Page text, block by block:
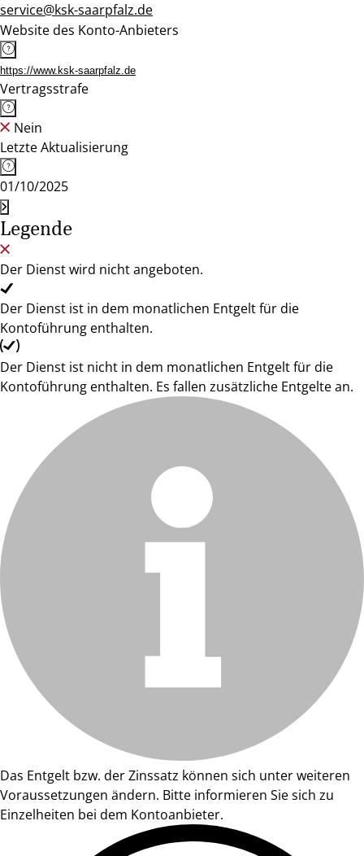
service@ksk-saarpfalz.de
Website des Konto-Anbieters
https://www.ksk-saarpfalz.de
Vertragsstrafe
Nein
Letzte Aktualisierung
01/10/2025
Legende
Der Dienst wird nicht angeboten.
Der Dienst ist in dem monatlichen Entgelt für die
Kontoführung enthalten.
Der Dienst ist nicht in dem monatlichen Entgelt für die
Kontoführung enthalten. Es fallen zusätzliche Entgelte an.
Das Entgelt bzw. der Zinssatz können sich unter weiteren
Voraussetzungen ändern. Bitte informieren Sie sich zu
Einzelheiten bei dem Kontoanbieter.